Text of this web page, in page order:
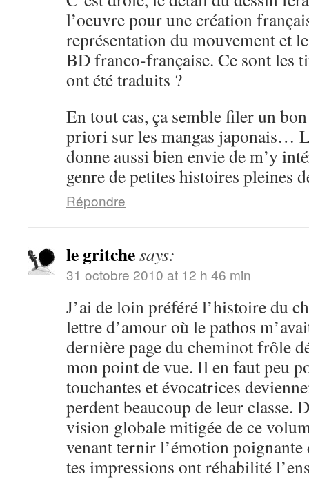
l’oeuvre pour une création
représentation du mouvement et
BD franco-française. Ce sont les
ont été traduits ?
En tout cas, ça semble filer un
priori sur les mangas japonais…
donne aussi bien envie de m’y
genre de petites histoires pleines
Répondre
le gritchesays:
31 octobre 2010 at 12 h 46 min
J’ai de loin préféré l’histoire du
lettre d’amour où le pathos
dernière page du cheminot frôle
mon point de vue. Il en faut peu
touchantes et évocatrices
perdent beaucoup de leur classe.
vision globale mitigée de ce
venant ternir l’émotion poignante
tes impressions ont réhabilité